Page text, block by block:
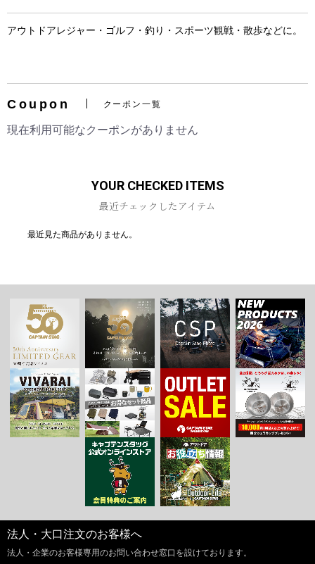
アウトドアレジャー・ゴルフ・釣り・スポーツ観戦・散歩などに。
Coupon クーポン一覧
現在利用可能なクーポンがありません
YOUR CHECKED ITEMS
最近チェックしたアイテム
最近見た商品がありません。
法人・大口注文のお客様へ
法人・企業のお客様専用のお問い合わせ窓口を設けております。